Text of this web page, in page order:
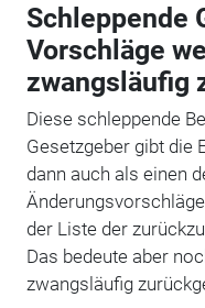
Schleppende
Vorschläge
zwangsläufig
Diese schleppende
Gesetzgeber gibt die
dann auch als einen
der Liste der
Das bedeute aber
zwangsläufig